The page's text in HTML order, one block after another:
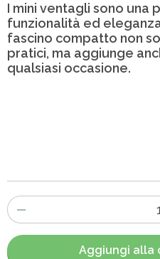
I mini ventagli sono una
funzionalità ed
fascino compatto non
pratici, ma aggiunge
qualsiasi occasione.
Numero
di
articoli
Aggiungi alla